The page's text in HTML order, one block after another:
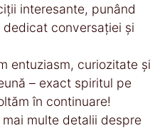
interesante, punând
conversației și
entuziasm, curiozitate și
– exact spiritul pe
în continuare!
multe detalii despre